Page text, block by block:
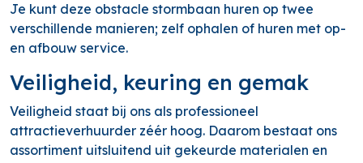
Je kunt deze obstacle stormbaan huren op twee
verschillende manieren; zelf ophalen of huren met op-
en afbouw service.
Veiligheid, keuring en gemak
Veiligheid staat bij ons als professioneel
attractieverhuurder zéér hoog. Daarom bestaat ons
assortiment uitsluitend uit gekeurde materialen en